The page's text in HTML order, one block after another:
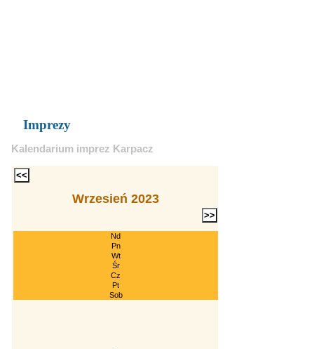
Imprezy
Kalendarium imprez Karpacz
Wrzesień 2023
Nd
Pn
Wt
Śr
Cz
Pt
Sob